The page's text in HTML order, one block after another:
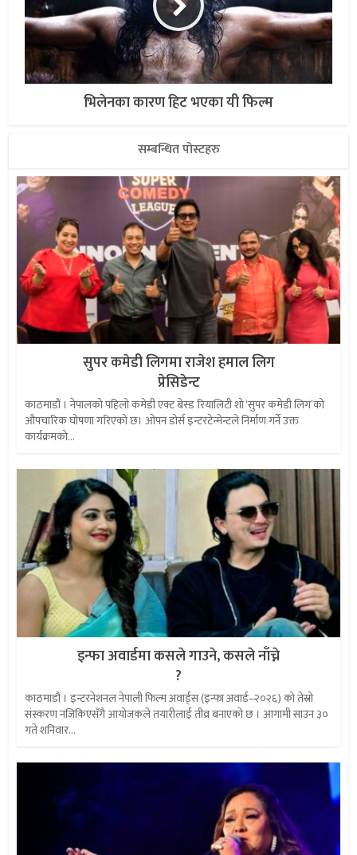
भिलेनका कारण हिट भएका यी फिल्म
सम्बन्धित पोस्टहरु
सुपर कमेडी लिगमा राजेश हमाल लिग
प्रेसिडेन्ट
काठमाडौं । नेपालको पहिलो कमेडी एक्ट बेस्ड रियालिटी शो ‘सुपर कमेडी लिग’को
औपचारिक घोषणा गरिएको छ। ओपन डोर्स इन्टरटेन्मेन्टले निर्माण गर्ने उक्त
कार्यक्रमको...
इन्फा अवार्डमा कसले गाउने, कसले नाँच्ने
?
काठमाडौं । इन्टरनेशनल नेपाली फिल्म अवार्ड्स (इन्फा अवार्ड–२०२६) को तेस्रो
संस्करण नजिकिएसँगै आयोजकले तयारीलाई तीव्र बनाएको छ । आगामी साउन ३०
गते शनिवार...